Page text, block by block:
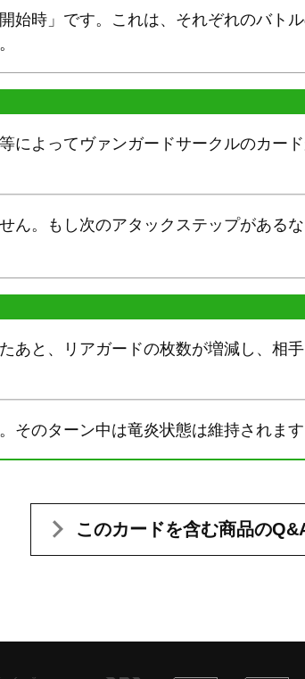
開始時」です。これは、それぞれのバト
によってヴァンガードサークルのカー
ん。もし次のアタックステップがある
あと、リアガードの枚数が増減し、相
そのターン中は竜炎状態は維持されます
このカードを含む商品の